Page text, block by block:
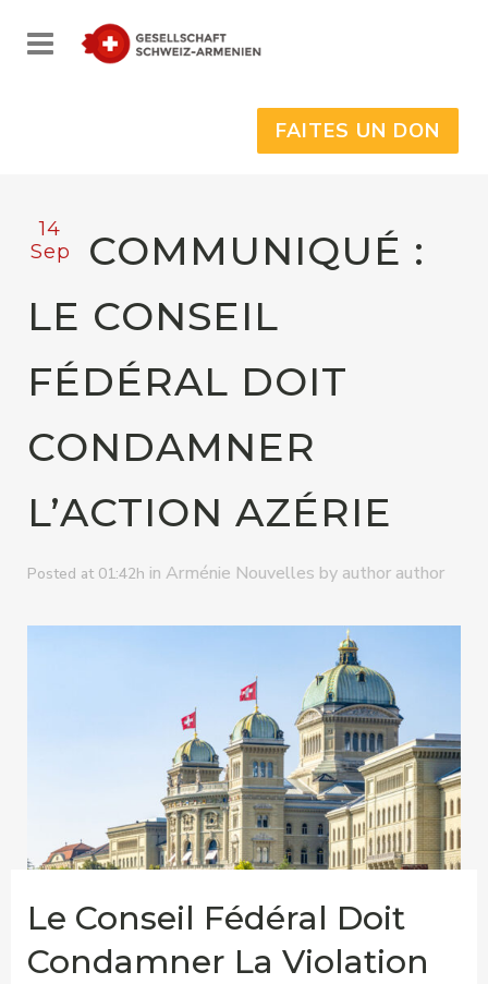
FAITES UN DON
14
Sep
COMMUNIQUÉ :
LE CONSEIL
FÉDÉRAL DOIT
CONDAMNER
L’ACTION AZÉRIE
Posted at 01:42h in Arménie Nouvelles by author author
Le Conseil Fédéral Doit
Condamner La Violation